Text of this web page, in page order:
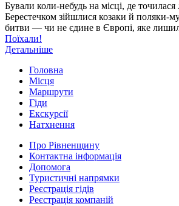
Бували коли-небудь на місці, де
Берестечком зійшлися козаки й поляки-
битви — чи не єдине в Європі, яке
Поїхали!
Детальніше
Головна
Місця
Маршрути
Гіди
Екскурсії
Натхнення
Про Рівненщину
Контактна інформація
Допомога
Туристичні напрямки
Реєстрація гідів
Реєстрація компаній